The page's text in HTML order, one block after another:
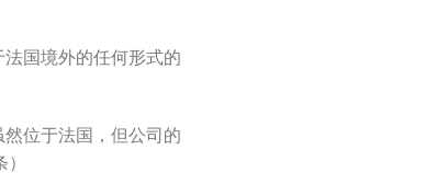
国境外的任何形式的
位于法国，但公司的